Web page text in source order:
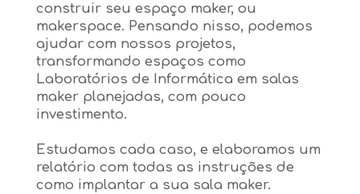
construir seu espaço maker, ou
makerspace. Pensando nisso, podemos
ajudar com nossos projetos,
transformando espaços como
Laboratórios de Informática em salas
maker planejadas, com pouco
investimento.
Estudamos cada caso, e elaboramos um
relatório com todas as instruções de
como implantar a sua sala maker.